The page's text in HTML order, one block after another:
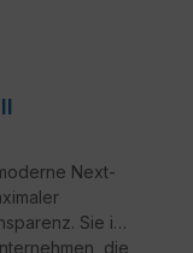
Next-
Sie ist
die